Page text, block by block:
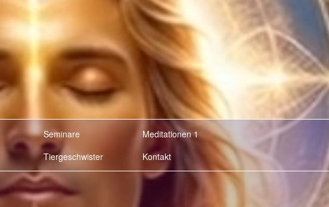
Seminare
Meditationen 1
Tiergeschwister Kontakt